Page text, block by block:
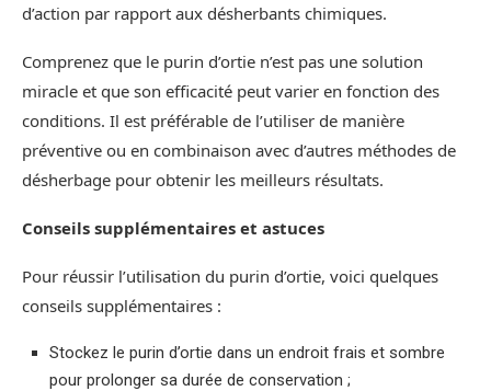
d’action par rapport aux désherbants chimiques.
Comprenez que le purin d’ortie n’est pas une solution
miracle et que son efficacité peut varier en fonction des
conditions. Il est préférable de l’utiliser de manière
préventive ou en combinaison avec d’autres méthodes de
désherbage pour obtenir les meilleurs résultats.
Conseils supplémentaires et astuces
Pour réussir l’utilisation du purin d’ortie, voici quelques
conseils supplémentaires :
Stockez le purin d’ortie dans un endroit frais et sombre
pour prolonger sa durée de conservation ;